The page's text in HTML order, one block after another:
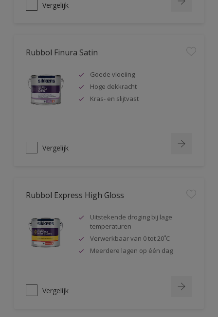
Vergelijk
Rubbol Finura Satin
Goede vloeiing
Hoge dekkracht
Kras- en slijtvast
Vergelijk
Rubbol Express High Gloss
Uitstekende droging bij lage
temperaturen
Verwerkbaar van 0 tot 20˚C
Meerdere lagen op één dag
Vergelijk